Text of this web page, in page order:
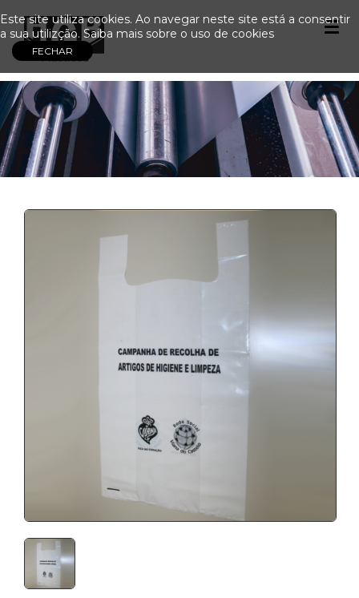
Este site utiliza cookies. Ao navegar neste site está a consentir
a sua utilizção. Saiba mais sobre o uso de cookies